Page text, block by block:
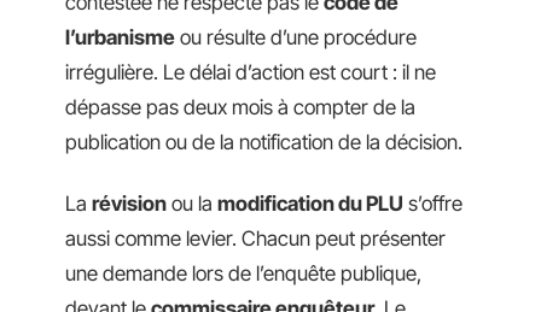
l’urbanisme ou résulte d’une procédure
irrégulière. Le délai d’action est court : il ne
dépasse pas deux mois à compter de la
publication ou de la notification de la décision.
La révision ou la modification du PLU s’offre
aussi comme levier. Chacun peut présenter
une demande lors de l’enquête publique,